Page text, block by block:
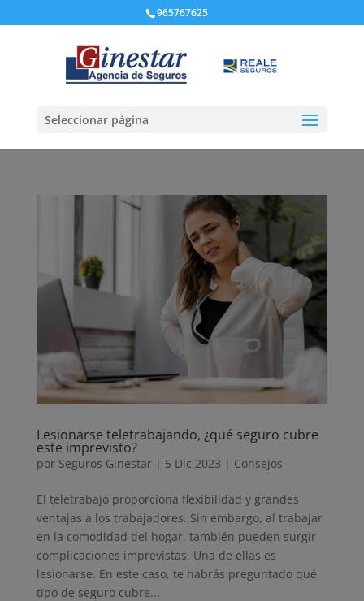
965767625
Seleccionar página
Lesionarse teletrabajando, ¿qué seguro cubre
este imprevisto?
por Seguros Ginestar| 5 Dic,2023 | Consejos
El teletrabajo proporciona flexibilidad y grandes
ventajas a los trabajadores. Sin embargo, al trabajar
en la comodidad del hogar, también pueden surgir
complicaciones imprevistas. Una de ellas es
lesionarse. En este caso, te habrás preguntado qué
tipo de seguro cubre...